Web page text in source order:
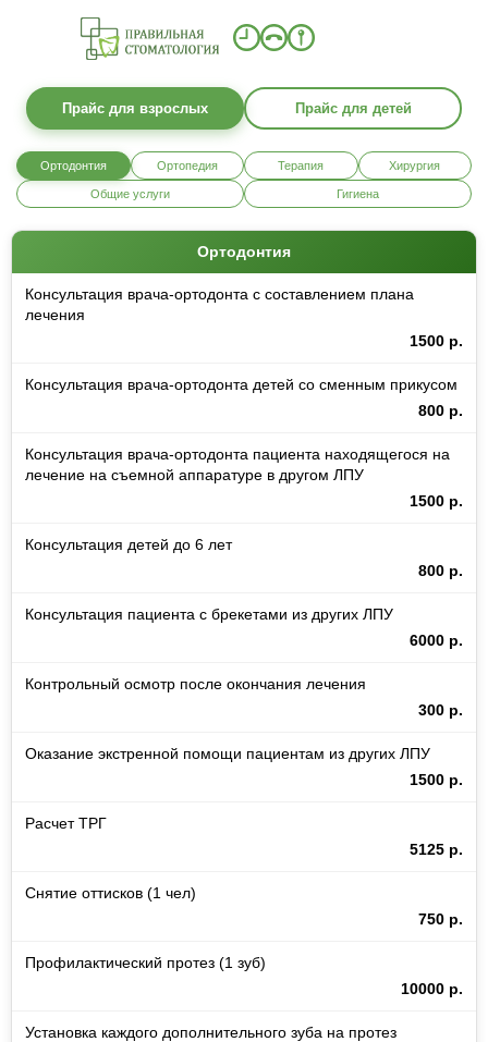
Прайс для взрослых Прайс для детей
Ортодонтия Ортопедия Терапия Хирургия
Общие услуги Гигиена
Ортодонтия
Консультация врача-ортодонта с составлением плана
лечения
1500 р.
Консультация врача-ортодонта детей со сменным прикусом
800 р.
Консультация врача-ортодонта пациента находящегося на
лечение на съемной аппаратуре в другом ЛПУ
1500 р.
Консультация детей до 6 лет
800 р.
Консультация пациента с брекетами из других ЛПУ
6000 р.
Контрольный осмотр после окончания лечения
300 р.
Оказание экстренной помощи пациентам из других ЛПУ
1500 р.
Расчет ТРГ
5125 р.
Снятие оттисков (1 чел)
750 р.
Профилактический протез (1 зуб)
10000 р.
Установка каждого дополнительного зуба на протез